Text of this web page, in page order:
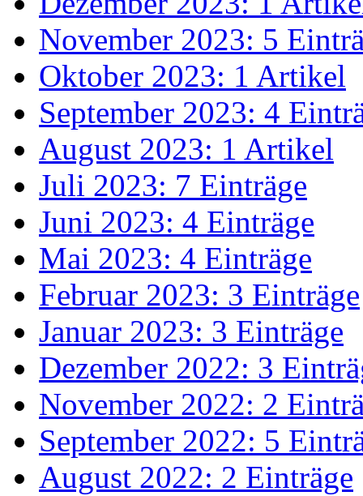
November 2023: 5
Oktober 2023: 1 Artikel
September 2023: 4
August 2023: 1 Artikel
Juli 2023: 7 Einträge
Juni 2023: 4 Einträge
Mai 2023: 4 Einträge
Februar 2023: 3 Einträge
Januar 2023: 3 Einträge
Dezember 2022: 3
November 2022: 2
September 2022: 5
August 2022: 2 Einträge